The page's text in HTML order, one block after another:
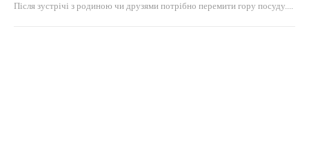
Після зустрічі з родиною чи друзями потрібно перемити гору посуду....